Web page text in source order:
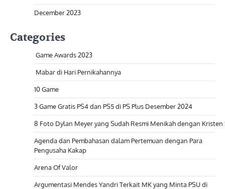
December 2023
Categories
Game Awards 2023
Mabar di Hari Pernikahannya
10 Game
3 Game Gratis PS4 dan PS5 di PS Plus Desember 2024
8 Foto Dylan Meyer yang Sudah Resmi Menikah dengan
Agenda dan Pembahasan dalam Pertemuan dengan Para
Pengusaha Kakap
Arena Of Valor
Argumentasi Mendes Yandri Terkait MK yang Minta PSU di